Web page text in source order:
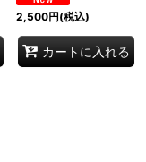
2,500円(税込)
カートに入れる